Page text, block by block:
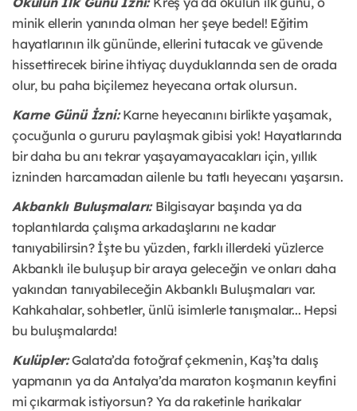
minik ellerin yanında olman her şeye bedel! Eğitim
hayatlarının ilk gününde, ellerini tutacak ve güvende
hissettirecek birine ihtiyaç duyduklarında sen de orada
olur, bu paha biçilemez heyecana ortak olursun.
Karne Günü İzni: Karne heyecanını birlikte yaşamak,
çocuğunla o gururu paylaşmak gibisi yok! Hayatlarında
bir daha bu anı tekrar yaşayamayacakları için, yıllık
izninden harcamadan ailenle bu tatlı heyecanı yaşarsın.
Akbanklı Buluşmaları: Bilgisayar başında ya da
toplantılarda çalışma arkadaşlarını ne kadar
tanıyabilirsin? İşte bu yüzden, farklı illerdeki yüzlerce
Akbanklı ile buluşup bir araya geleceğin ve onları daha
yakından tanıyabileceğin Akbanklı Buluşmaları var.
Kahkahalar, sohbetler, ünlü isimlerle tanışmalar... Hepsi
bu buluşmalarda!
Kulüpler: Galata’da fotoğraf çekmenin, Kaş’ta dalış
yapmanın ya da Antalya’da maraton koşmanın keyfini
mi çıkarmak istiyorsun? Ya da raketinle harikalar